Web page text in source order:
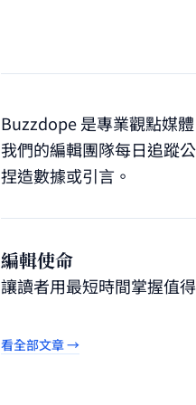
Buzzdope 是專業觀點媒
我們的編輯團隊每日追蹤
捏造數據或引言。
編輯使命
讓讀者用最短時間掌握值
看全部文章 →